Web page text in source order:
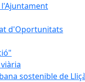
l'Ajuntament
d'Oportunitats
sostenible de